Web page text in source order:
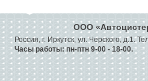
OOO
Россия, г. Иркутск, ул. Черского, д.1.
Часы работы: пн-птн 9-00 - 18-00.